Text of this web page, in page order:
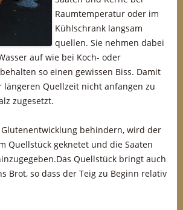
Raumtemperatur oder im
Kühlschrank langsam
quellen. Sie nehmen dabei
auf wie bei Koch- oder
so einen gewissen Biss. Damit
längeren Quellzeit nicht anfangen zu
zugesetzt.
Glutenentwicklung behindern, wird der
Quellstück geknetet und die Saaten
Quellstück bringt auch
Brot, so dass der Teig zu Beginn relativ